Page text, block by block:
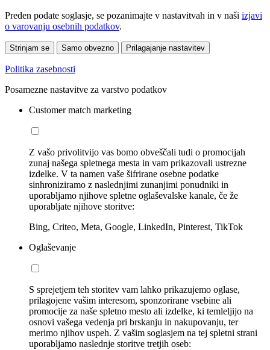
Preden podate soglasje, se pozanimajte v nastavitvah in v naši izjavi
o varovanju osebnih podatkov.
Strinjam se Samo obvezno Prilagajanje nastavitev
Politika zasebnosti
Posamezne nastavitve za varstvo podatkov
Customer match marketing
Z vašo privolitvijo vas bomo obveščali tudi o promocijah
zunaj našega spletnega mesta in vam prikazovali ustrezne
izdelke. V ta namen vaše šifrirane osebne podatke
sinhroniziramo z naslednjimi zunanjimi ponudniki in
uporabljamo njihove spletne oglaševalske kanale, če že
uporabljate njihove storitve:
Bing, Criteo, Meta, Google, LinkedIn, Pinterest, TikTok
Oglaševanje
S sprejetjem teh storitev vam lahko prikazujemo oglase,
prilagojene vašim interesom, sponzorirane vsebine ali
promocije za naše spletno mesto ali izdelke, ki temleljijo na
osnovi vašega vedenja pri brskanju in nakupovanju, ter
merimo njihov uspeh. Z vašim soglasjem na tej spletni strani
uporabljamo naslednje storitve tretjih oseb: